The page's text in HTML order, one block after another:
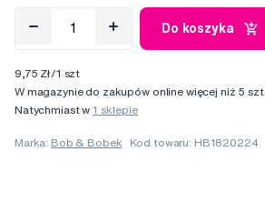
Do koszyka
9,75 Zł/1 szt
W magazynie do zakupów online więcej niż 5 szt
Natychmiast w1 sklepie
Marka: Bob & Bobek Kod towaru: HB1820224